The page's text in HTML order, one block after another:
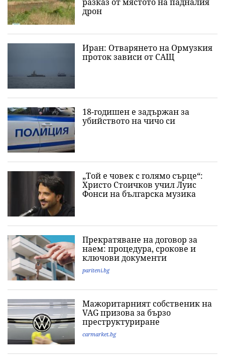
дрон
Иран: Отварянето на Ормузкия
проток зависи от САЩ
18-годишен е задържан за
убийството на чичо си
„Той е човек с голямо сърце“:
Христо Стоичков учил Луис
Фонси на българска музика
Прекратяване на договор за
наем: процедура, срокове и
ключови документи
pariteni.bg
Мажоритарният собственик на
VAG призова за бързо
преструктуриране
carmarket.bg